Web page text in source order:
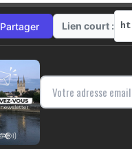
Partager Lien court :